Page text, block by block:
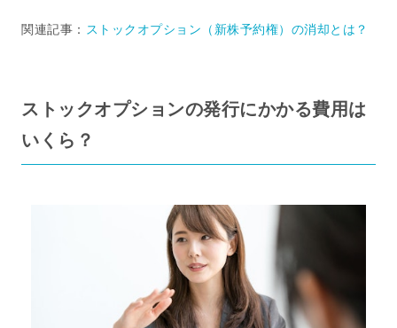
関連記事： ストックオプション（新株予約権）の消却とは？
ストックオプションの発行にかかる費用は
いくら？